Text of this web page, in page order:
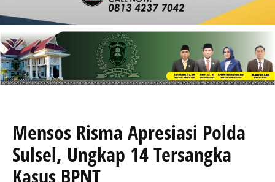
Mensos Risma Apresiasi Polda
Sulsel, Ungkap 14 Tersangka
Kasus BPNT